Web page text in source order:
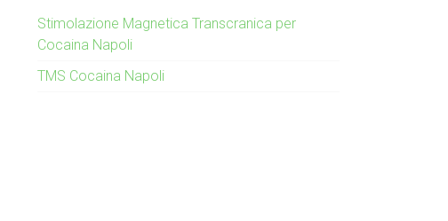
Stimolazione Magnetica Transcranica per
Cocaina Napoli
TMS Cocaina Napoli